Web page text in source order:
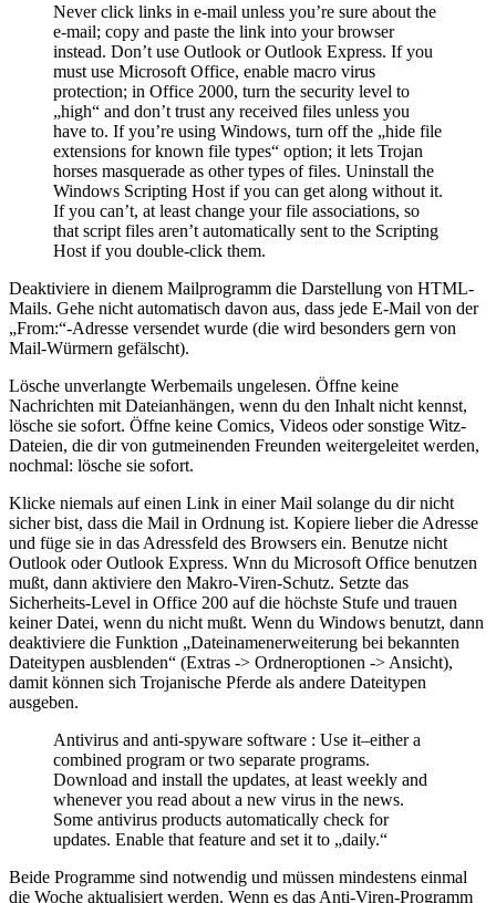
Never click links in e-mail unless you’re sure about the
e-mail; copy and paste the link into your browser
instead. Don’t use Outlook or Outlook Express. If you
must use Microsoft Office, enable macro virus
protection; in Office 2000, turn the security level to
„high“ and don’t trust any received files unless you
have to. If you’re using Windows, turn off the „hide file
extensions for known file types“ option; it lets Trojan
horses masquerade as other types of files. Uninstall the
Windows Scripting Host if you can get along without it.
If you can’t, at least change your file associations, so
that script files aren’t automatically sent to the Scripting
Host if you double-click them.
Deaktiviere in dienem Mailprogramm die Darstellung von HTML-
Mails. Gehe nicht automatisch davon aus, dass jede E-Mail von der
„From:“-Adresse versendet wurde (die wird besonders gern von
Mail-Würmern gefälscht).
Lösche unverlangte Werbemails ungelesen. Öffne keine
Nachrichten mit Dateianhängen, wenn du den Inhalt nicht kennst,
lösche sie sofort. Öffne keine Comics, Videos oder sonstige Witz-
Dateien, die dir von gutmeinenden Freunden weitergeleitet werden,
nochmal: lösche sie sofort.
Klicke niemals auf einen Link in einer Mail solange du dir nicht
sicher bist, dass die Mail in Ordnung ist. Kopiere lieber die Adresse
und füge sie in das Adressfeld des Browsers ein. Benutze nicht
Outlook oder Outlook Express. Wnn du Microsoft Office benutzen
mußt, dann aktiviere den Makro-Viren-Schutz. Setzte das
Sicherheits-Level in Office 200 auf die höchste Stufe und trauen
keiner Datei, wenn du nicht mußt. Wenn du Windows benutzt, dann
deaktiviere die Funktion „Dateinamenerweiterung bei bekannten
Dateitypen ausblenden“ (Extras -> Ordneroptionen -> Ansicht),
damit können sich Trojanische Pferde als andere Dateitypen
ausgeben.
Antivirus and anti-spyware software : Use it–either a
combined program or two separate programs.
Download and install the updates, at least weekly and
whenever you read about a new virus in the news.
Some antivirus products automatically check for
updates. Enable that feature and set it to „daily.“
Beide Programme sind notwendig und müssen mindestens einmal
die Woche aktualisiert werden. Wenn es das Anti-Viren-Programm